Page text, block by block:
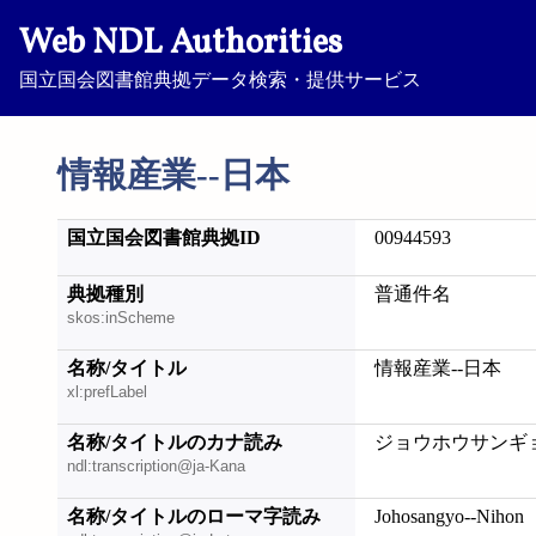
Web NDL Authorities
国立国会図書館典拠データ検索・提供サービス
情報産業--日本
国立国会図書館典拠ID 00944593
典拠種別
skos:inScheme
普通件名
名称/タイトル
xl:prefLabel
情報産業--日本
名称/タイトルのカナ読み
ndl:transcription@ja-Kana
ジョウホウサンギ
名称/タイトルのローマ字読み Johosangyo--Nihon